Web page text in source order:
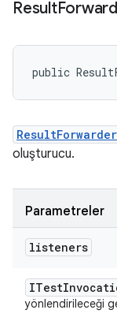
Result
public
ResultForwarder
oluşturucu.
Parametreler
listeners
ITest
yönlendirileceği